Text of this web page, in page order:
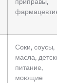
Соки, соусы,
масла,
питание,
моющие